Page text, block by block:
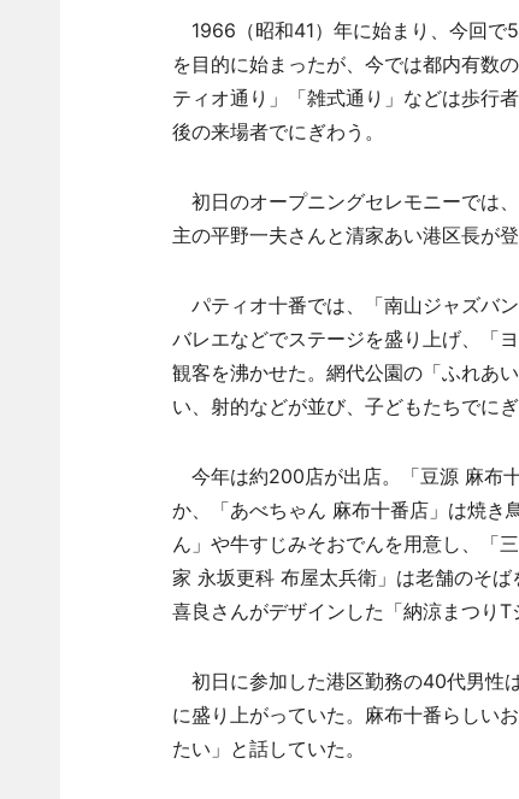
1966（昭和41）年に始まり、今回で
を目的に始まったが、今では都内有数
ティオ通り」「雑式通り」などは歩行
後の来場者でにぎわう。
初日のオープニングセレモニーでは
主の平野一夫さんと清家あい港区長が
パティオ十番では、「南山ジャズバ
バレエなどでステージを盛り上げ、「
観客を沸かせた。網代公園の「ふれあ
い、射的などが並び、子どもたちでにぎ
今年は約200店が出店。「豆源 麻布
か、「あべちゃん 麻布十番店」は焼き
ん」や牛すじみそおでんを用意し、「
家 永坂更科 布屋太兵衛」は老舗のそ
喜良さんがデザインした「納涼まつりT
初日に参加した港区勤務の40代男性
に盛り上がっていた。麻布十番らしい
たい」と話していた。